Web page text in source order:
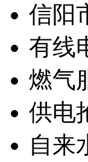
信阳
有线
燃气
供电
自来